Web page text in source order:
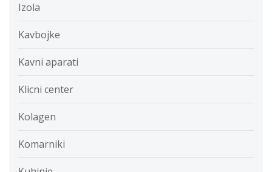
Izola
Kavbojke
Kavni aparati
Klicni center
Kolagen
Komarniki